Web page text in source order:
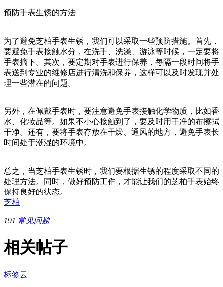
预防手表生锈的方法
为了避免芝柏手表生锈，我们可以采取一些预防措施。首先，
要避免手表接触水分，在洗手、洗澡、游泳等时候，一定要将
手表摘下。其次，要定期对手表进行保养，每隔一段时间将手
表送到专业的维修店进行清洗和保养，这样可以及时发现并处
理一些潜在的问题。
另外，在佩戴手表时，要注意避免手表接触化学物质，比如香
水、化妆品等。如果不小心接触到了，要及时用干净的布擦拭
干净。还有，要将手表存放在干燥、通风的地方，避免手表长
时间处于潮湿的环境中。
总之，当芝柏手表生锈时，我们要根据生锈的程度采取不同的
处理方法。同时，做好预防工作，才能让我们的芝柏手表始终
保持良好的状态。
芝柏
191 常见问题
相关帖子
标签云